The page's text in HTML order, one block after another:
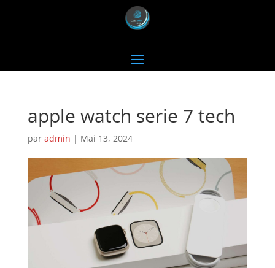
apple watch serie 7 tech
par admin | Mai 13, 2024